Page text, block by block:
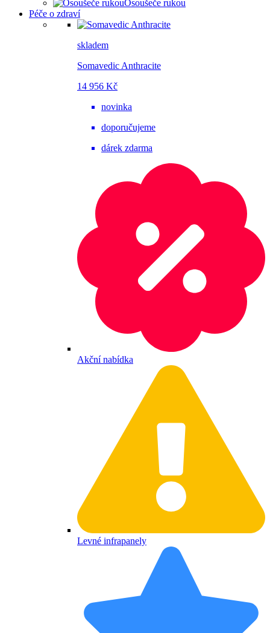
Osoušeče rukou
Péče o zdraví
skladem
Somavedic Anthracite
14 956 Kč
novinka
doporučujeme
dárek zdarma
Akční nabídka
Levné infrapanely